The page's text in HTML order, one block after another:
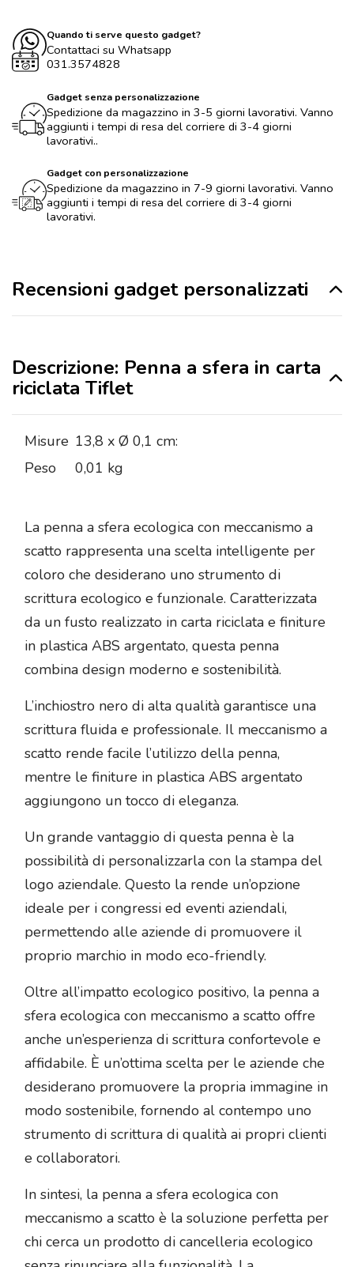
Quando ti serve questo gadget?
Contattaci su Whatsapp
031.3574828
Gadget senza personalizzazione
Spedizione da magazzino in 3-5 giorni lavorativi. Vanno
aggiunti i tempi di resa del corriere di 3-4 giorni
lavorativi..
Gadget con personalizzazione
Spedizione da magazzino in 7-9 giorni lavorativi. Vanno
aggiunti i tempi di resa del corriere di 3-4 giorni
lavorativi.
Recensioni gadget personalizzati
Descrizione: Penna a sfera in carta
riciclata Tiflet
Misure 13,8 x Ø 0,1 cm:
Peso
0,01 kg
La penna a sfera ecologica con meccanismo a
scatto rappresenta una scelta intelligente per
coloro che desiderano uno strumento di
scrittura ecologico e funzionale. Caratterizzata
da un fusto realizzato in carta riciclata e finiture
in plastica ABS argentato, questa penna
combina design moderno e sostenibilità.
L’inchiostro nero di alta qualità garantisce una
scrittura fluida e professionale. Il meccanismo a
scatto rende facile l’utilizzo della penna,
mentre le finiture in plastica ABS argentato
aggiungono un tocco di eleganza.
Un grande vantaggio di questa penna è la
possibilità di personalizzarla con la stampa del
logo aziendale. Questo la rende un’opzione
ideale per i congressi ed eventi aziendali,
permettendo alle aziende di promuovere il
proprio marchio in modo eco-friendly.
Oltre all’impatto ecologico positivo, la penna a
sfera ecologica con meccanismo a scatto offre
anche un’esperienza di scrittura confortevole e
affidabile. È un’ottima scelta per le aziende che
desiderano promuovere la propria immagine in
modo sostenibile, fornendo al contempo uno
strumento di scrittura di qualità ai propri clienti
e collaboratori.
In sintesi, la penna a sfera ecologica con
meccanismo a scatto è la soluzione perfetta per
chi cerca un prodotto di cancelleria ecologico